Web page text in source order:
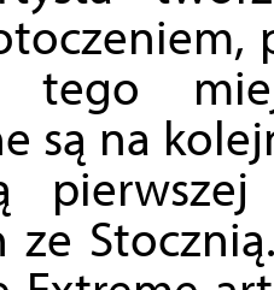
są na
ze